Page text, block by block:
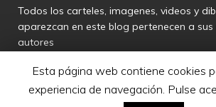
Todos los carteles, imagenes, videos y
aparezcan en este blog pertenecen a sus
autores
responsables por las opiniones
usuarios y colaboradores de este blog
Esta página web contiene cookies
experiencia de navegación. Pulse